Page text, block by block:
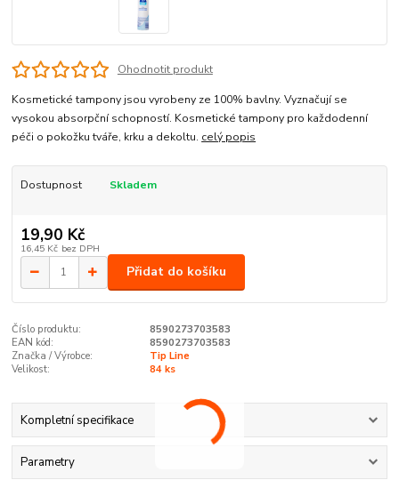
Ohodnotit produkt
Kosmetické tampony jsou vyrobeny ze 100% bavlny. Vyznačují se
vysokou absorpční schopností. Kosmetické tampony pro každodenní
péči o pokožku tváře, krku a dekoltu. celý popis
Dostupnost Skladem
19,90 Kč
16,45 Kč bez DPH
Přidat do košíku
Číslo produktu:
8590273703583
EAN kód:
8590273703583
Značka / Výrobce:
Tip Line
Velikost:
84 ks
Kompletní specifikace
Parametry